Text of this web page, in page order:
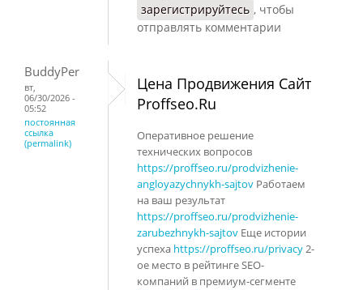
зарегистрируйтесь , чтобы
отправлять комментарии
BuddyPer
вт,
06/30/2026 -
05:52
постоянная
ссылка
(permalink)
Цена Продвижения Сайт
Proffseo.Ru
Оперативное решение
технических вопросов
https://proffseo.ru/prodvizhenie-
angloyazychnykh-sajtov Работаем
на ваш результат
https://proffseo.ru/prodvizhenie-
zarubezhnykh-sajtov Еще истории
успеха https://proffseo.ru/privacy 2-
ое место в рейтинге SEO-
компаний в премиум-сегменте